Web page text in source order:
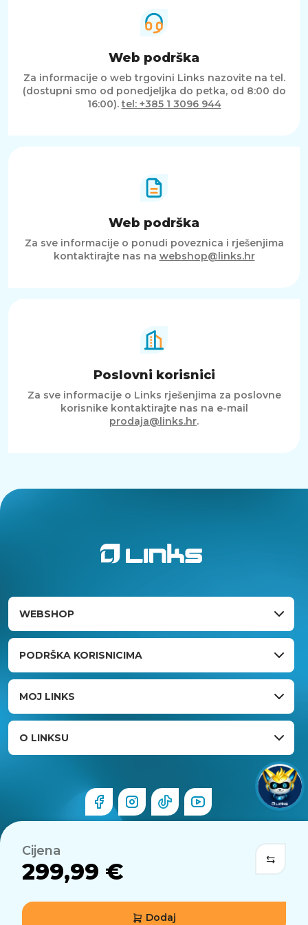
Cijena
299,99 €
Dodaj
EKONOMIČNOST I ODRŽIVOST
način rada, ovaj uređaj pruža dugotrajnu
ekonomičnost. Inovativni sustav tintnih
spremnika smanjuje potrebu za čestim
zamjenama, dok održiv dizajn doprinosi
očuvanju okoliša.
kombinira vrhunsku kvalitetu ispisa, precizno
skeniranje i kopiranje te napredne mogućnosti
ispisom, inovativnim sustavom spremnika s
tintom i modernim dizajnom, ovaj uređaj je
savršen izbor za kućne i uredske korisnike koji
traže učinkovitost, fleksibilnost i dugotrajnu
C13T03V64A, C13T03V44A, C13T03V34A,
Web podrška
Za informacije o web trgovini Links nazovite na tel.
(dostupni smo od ponedjeljka do petka, od 8:00 do
16:00).tel: +385 1 3096 944
Web podrška
Za sve informacije o ponudi poveznica i rješenjima
kontaktirajte nas na webshop@links.hr
Poslovni korisnici
Za sve informacije o Links rješenjima za poslovne
korisnike kontaktirajte nas na e-mail
prodaja@links.hr.
WEBSHOP
PODRŠKA KORISNICIMA
MOJ LINKS
O LINKSU